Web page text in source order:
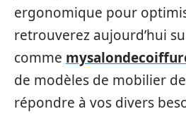
ergonomique pour
retrouverez aujourd’hui
comme
de modèles de mobilier
répondre à vos divers